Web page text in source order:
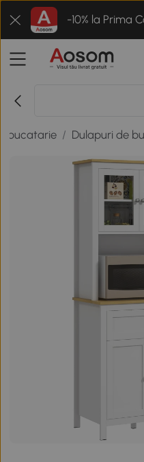
-10% la Prima
bucatarie / Dulapuri de